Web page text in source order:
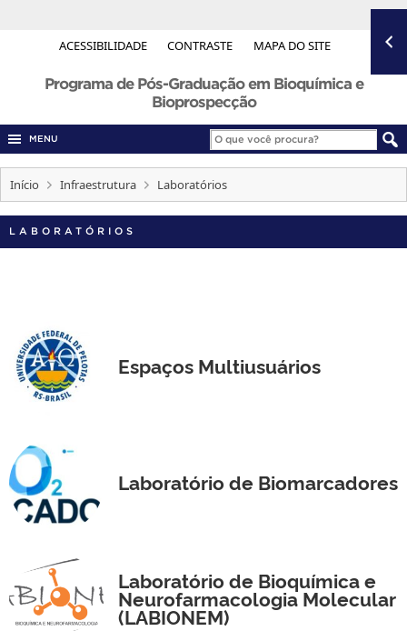
ACESSIBILIDADE CONTRASTE MAPA DO SITE
Programa de Pós-Graduação em Bioquímica e
Bioprospecção
MENU
Início Infraestrutura Laboratórios
LABORATÓRIOS
Espaços Multiusuários
Laboratório de Biomarcadores
Laboratório de Bioquímica e
Neurofarmacologia Molecular
(LABIONEM)